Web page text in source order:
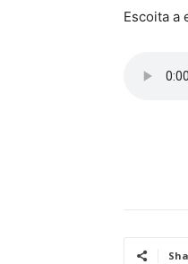
Escoita a